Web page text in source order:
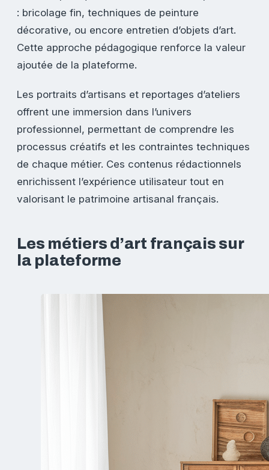
: bricolage fin, techniques de peinture
décorative, ou encore entretien d’objets d’art.
Cette approche pédagogique renforce la valeur
ajoutée de la plateforme.
Les portraits d’artisans et reportages d’ateliers
offrent une immersion dans l’univers
professionnel, permettant de comprendre les
processus créatifs et les contraintes techniques
de chaque métier. Ces contenus rédactionnels
enrichissent l’expérience utilisateur tout en
valorisant le patrimoine artisanal français.
Les métiers d’art français sur
la plateforme